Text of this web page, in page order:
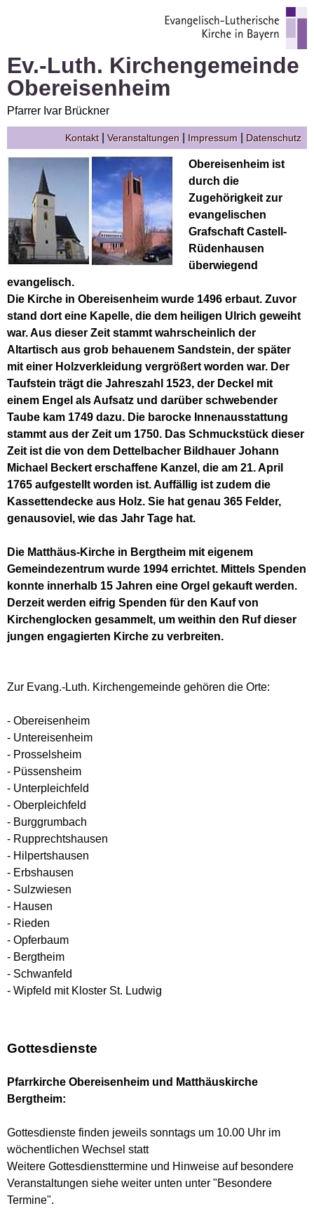
Ev.-Luth. Kirchengemeinde
Obereisenheim
Pfarrer Ivar Brückner
Kontakt| Veranstaltungen Impressum Datenschutz
Obereisenheim ist
durch die
Zugehörigkeit zur
evangelischen
Grafschaft Castell-
Rüdenhausen
überwiegend
evangelisch.
Die Kirche in Obereisenheim wurde 1496 erbaut. Zuvor
stand dort eine Kapelle, die dem heiligen Ulrich geweiht
war. Aus dieser Zeit stammt wahrscheinlich der
Altartisch aus grob behauenem Sandstein, der später
mit einer Holzverkleidung vergrößert worden war. Der
Taufstein trägt die Jahreszahl 1523, der Deckel mit
einem Engel als Aufsatz und darüber schwebender
Taube kam 1749 dazu. Die barocke Innenausstattung
stammt aus der Zeit um 1750. Das Schmuckstück dieser
Zeit ist die von dem Dettelbacher Bildhauer Johann
Michael Beckert erschaffene Kanzel, die am 21. April
1765 aufgestellt worden ist. Auffällig ist zudem die
Kassettendecke aus Holz. Sie hat genau 365 Felder,
genausoviel, wie das Jahr Tage hat.
Die Matthäus-Kirche in Bergtheim mit eigenem
Gemeindezentrum wurde 1994 errichtet. Mittels Spenden
konnte innerhalb 15 Jahren eine Orgel gekauft werden.
Derzeit werden eifrig Spenden für den Kauf von
Kirchenglocken gesammelt, um weithin den Ruf dieser
jungen engagierten Kirche zu verbreiten.
Zur Evang.-Luth. Kirchengemeinde gehören die Orte:
- Obereisenheim
- Untereisenheim
- Prosselsheim
- Püssensheim
- Unterpleichfeld
- Oberpleichfeld
- Burggrumbach
- Rupprechtshausen
- Hilpertshausen
- Erbshausen
- Sulzwiesen
- Hausen
- Rieden
- Opferbaum
- Bergtheim
- Schwanfeld
- Wipfeld mit Kloster St. Ludwig
Gottesdienste
Pfarrkirche Obereisenheim und Matthäuskirche
Bergtheim:
Gottesdienste finden jeweils sonntags um 10.00 Uhr im
wöchentlichen Wechsel statt
Weitere Gottesdiensttermine und Hinweise auf besondere
Veranstaltungen siehe weiter unten unter "Besondere
Termine".